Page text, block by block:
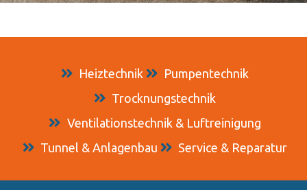
Heiztechnik
Pumpentechnik
Trocknungstechnik
Ventilationstechnik & Luftreinigung
Tunnel & Anlagenbau
Service & Reparatur